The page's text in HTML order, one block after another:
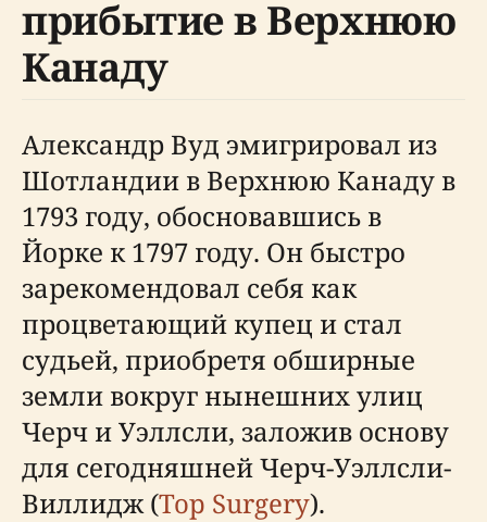
прибытие в Верхнюю
Канаду
Александр Вуд эмигрировал из
Шотландии в Верхнюю Канаду в
1793 году, обосновавшись в
Йорке к 1797 году. Он быстро
зарекомендовал себя как
процветающий купец и стал
судьей, приобретя обширные
земли вокруг нынешних улиц
Черч и Уэллсли, заложив основу
для сегодняшней Черч-Уэллсли-
Виллидж (Top Surgery).